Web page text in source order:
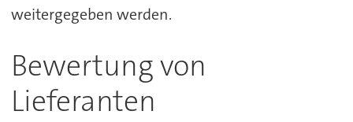
weitergegeben werden.
Bewertung von
Lieferanten